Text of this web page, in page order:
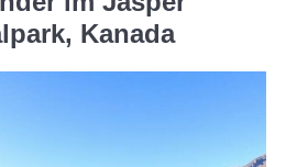
Kanada